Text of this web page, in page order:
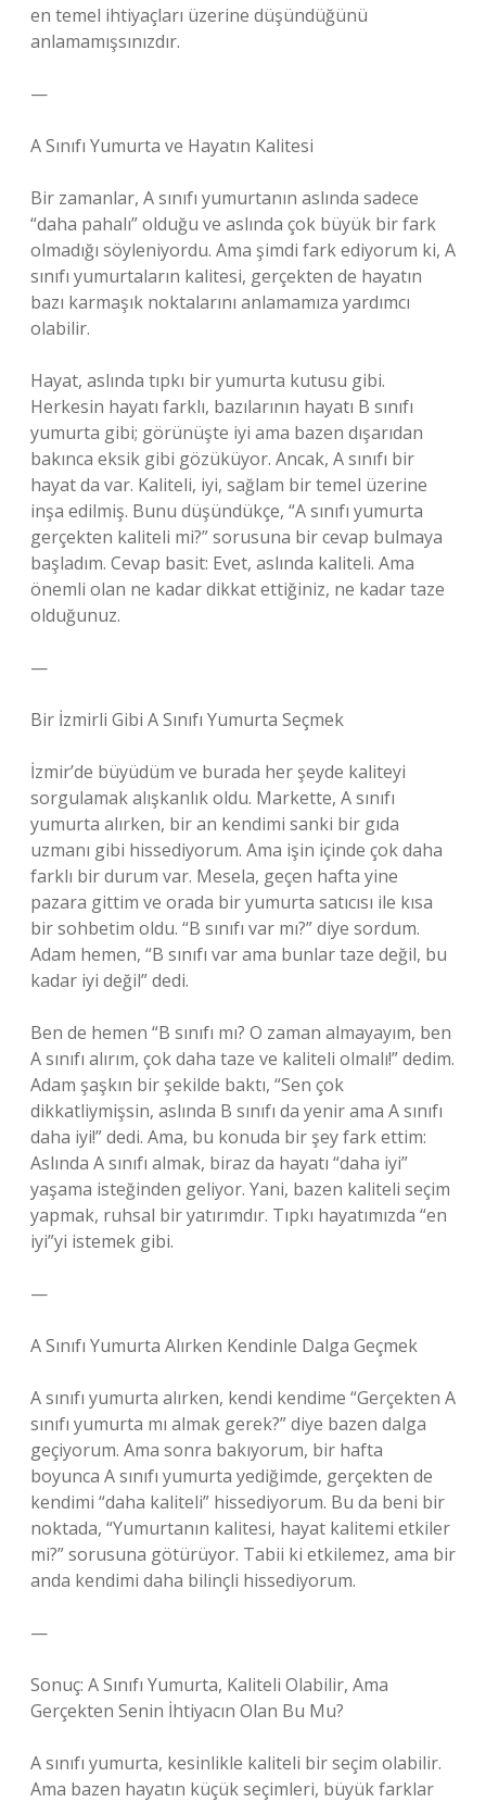
en temel ihtiyaçları üzerine düşündüğünü
anlamamışsınızdır.
—
A Sınıfı Yumurta ve Hayatın Kalitesi
Bir zamanlar, A sınıfı yumurtanın aslında sadece
“daha pahalı” olduğu ve aslında çok büyük bir fark
olmadığı söyleniyordu. Ama şimdi fark ediyorum ki, A
sınıfı yumurtaların kalitesi, gerçekten de hayatın
bazı karmaşık noktalarını anlamamıza yardımcı
olabilir.
Hayat, aslında tıpkı bir yumurta kutusu gibi.
Herkesin hayatı farklı, bazılarının hayatı B sınıfı
yumurta gibi; görünüşte iyi ama bazen dışarıdan
bakınca eksik gibi gözüküyor. Ancak, A sınıfı bir
hayat da var. Kaliteli, iyi, sağlam bir temel üzerine
inşa edilmiş. Bunu düşündükçe, “A sınıfı yumurta
gerçekten kaliteli mi?” sorusuna bir cevap bulmaya
başladım. Cevap basit: Evet, aslında kaliteli. Ama
önemli olan ne kadar dikkat ettiğiniz, ne kadar taze
olduğunuz.
—
Bir İzmirli Gibi A Sınıfı Yumurta Seçmek
İzmir’de büyüdüm ve burada her şeyde kaliteyi
sorgulamak alışkanlık oldu. Markette, A sınıfı
yumurta alırken, bir an kendimi sanki bir gıda
uzmanı gibi hissediyorum. Ama işin içinde çok daha
farklı bir durum var. Mesela, geçen hafta yine
pazara gittim ve orada bir yumurta satıcısı ile kısa
bir sohbetim oldu. “B sınıfı var mı?” diye sordum.
Adam hemen, “B sınıfı var ama bunlar taze değil, bu
kadar iyi değil” dedi.
Ben de hemen “B sınıfı mı? O zaman almayayım, ben
A sınıfı alırım, çok daha taze ve kaliteli olmalı!” dedim.
Adam şaşkın bir şekilde baktı, “Sen çok
dikkatliymişsin, aslında B sınıfı da yenir ama A sınıfı
daha iyi!” dedi. Ama, bu konuda bir şey fark ettim:
Aslında A sınıfı almak, biraz da hayatı “daha iyi”
yaşama isteğinden geliyor. Yani, bazen kaliteli seçim
yapmak, ruhsal bir yatırımdır. Tıpkı hayatımızda “en
iyi”yi istemek gibi.
—
A Sınıfı Yumurta Alırken Kendinle Dalga Geçmek
A sınıfı yumurta alırken, kendi kendime “Gerçekten A
sınıfı yumurta mı almak gerek?” diye bazen dalga
geçiyorum. Ama sonra bakıyorum, bir hafta
boyunca A sınıfı yumurta yediğimde, gerçekten de
kendimi “daha kaliteli” hissediyorum. Bu da beni bir
noktada, “Yumurtanın kalitesi, hayat kalitemi etkiler
mi?” sorusuna götürüyor. Tabii ki etkilemez, ama bir
anda kendimi daha bilinçli hissediyorum.
—
Sonuç: A Sınıfı Yumurta, Kaliteli Olabilir, Ama
Gerçekten Senin İhtiyacın Olan Bu Mu?
A sınıfı yumurta, kesinlikle kaliteli bir seçim olabilir.
Ama bazen hayatın küçük seçimleri, büyük farklar